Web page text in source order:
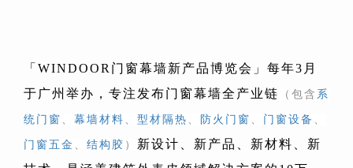
「WINDOOR门窗幕墙新产品博览会」每年3月
于广州举办，专注发布门窗幕墙全产业链
（包含 系
统门窗 、 幕墙材料 、 型材隔热 、 防火门窗 、 门窗设备 、
门窗五金 、 结构胶 ） 新设计、新产品、新材料、新